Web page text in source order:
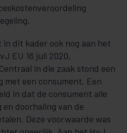
in dit kader ook nog aan het
EU 16 juli 2020,
in die zaak stond een
met een consument. Een
in dat de consument alle
doorhaling van de
Deze voorwaarde was